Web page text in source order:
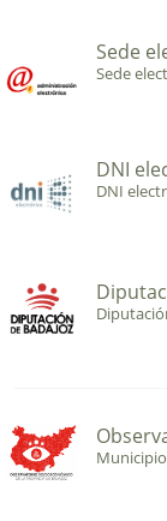
Sede
Sede
DNI
DNI